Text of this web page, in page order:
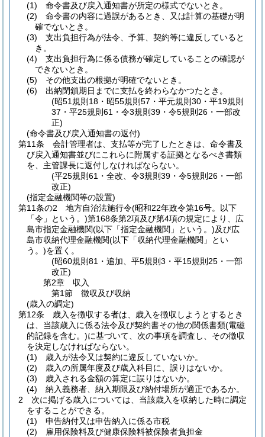
(1)
命令書及び戻入通知書が所定の様式でないとき。
(2)
命令書の内容に過誤があるとき、又は計算の基礎が明
確でないとき。
(3)
支出負担行為が法令、予算、契約等に違反していると
き。
(4)
支出負担行為に係る債務が確定していることの確認が
できないとき。
(5)
その他支出の根拠が明確でないとき。
(6)
出納閉鎖期日までに支払を終わらなかつたとき。
(昭51規則18・昭55規則57・平元規則30・平19規則
37・平25規則61・令3規則39・令5規則26・一部改
正)
(命令書及び戻入通知書の返付)
第11条
会計管理者は、支払等が完了したときは、命令書及
び戻入通知書並びにこれらに附属する証拠となるべき書類
を、主管課長に返付しなければならない。
(平25規則61・全改、令3規則39・令5規則26・一部
改正)
(指定金融機関等の設置)
第11条の2
地方自治法施行令(昭和22年政令第16号。以下
「令」という。)第168条第2項及び第4項の規定により、広
島市指定金融機関(以下「指定金融機関」という。)及び広
島市収納代理金融機関(以下「収納代理金融機関」とい
う。)を置く。
(昭60規則81・追加、平5規則3・平15規則25・一部
改正)
第2章
収入
第1節
徴収及び収納
(歳入の調定)
第12条
歳入を徴収する者は、歳入を徴収しようとするとき
は、当該歳入に係る法令及び契約書その他の関係書類(電磁
的記録を含む。)に基づいて、次の事項を調査し、その徴収
を決定しなければならない。
(1)
歳入が法令又は契約に違反していないか。
(2)
歳入の所属年度及び歳入科目に、誤りはないか。
(3)
歳入される金額の算定に誤りはないか。
(4)
納入義務者、納入期限及び納付場所が適正であるか。
2
次に掲げる歳入については、当該歳入を収納した時に調定
をすることができる。
(1)
申告納付又は申告納入に係る市税
(2)
雇用保険料及び健康保険料被保険者負担金